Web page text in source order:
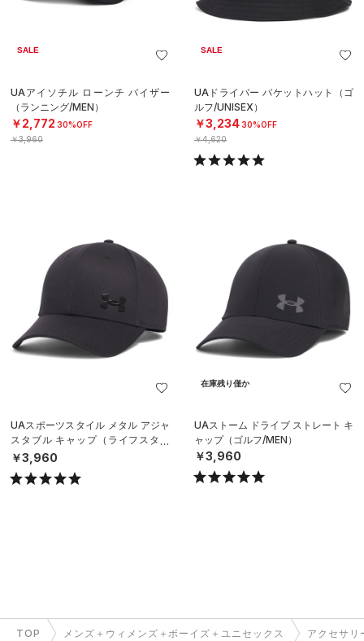
SALE
UAアイソチル ローンチ バイザー
（ランニング/MEN）
￥2,772 30%OFF
￥3,960
SALE
UAドライバー バケットハット（ゴ
ルフ/UNISEX）
￥3,23430%OFF
￥4,620
UAスポーツスタイル メタル アジャ
スタブル キャップ（ライフスタイ
ル/MEN）
￥3,960
在庫残り僅か
UAストーム ドライブ ストレート キ
ャップ（ゴルフ/MEN）
￥3,960
TOP メンズ＋ウィメンズ＋ボーイズ＋ユニセックス アクセサリ